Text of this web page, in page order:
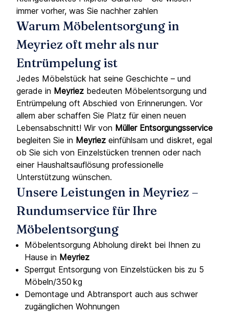
immer vorher, was Sie nachher zahlen
Warum Möbelentsorgung in
Meyriez oft mehr als nur
Entrümpelung ist
Jedes Möbelstück hat seine Geschichte – und
gerade in Meyriez bedeuten Möbelentsorgung und
Entrümpelung oft Abschied von Erinnerungen. Vor
allem aber schaffen Sie Platz für einen neuen
Lebensabschnitt! Wir von Müller Entsorgungsservice
begleiten Sie in Meyriez einfühlsam und diskret, egal
ob Sie sich von Einzelstücken trennen oder nach
einer Haushaltsauflösung professionelle
Unterstützung wünschen.
Unsere Leistungen in Meyriez –
Rundumservice für Ihre
Möbelentsorgung
Möbelentsorgung Abholung direkt bei Ihnen zu
Hause in Meyriez
Sperrgut Entsorgung von Einzelstücken bis zu 5
Möbeln/350 kg
Demontage und Abtransport auch aus schwer
zugänglichen Wohnungen